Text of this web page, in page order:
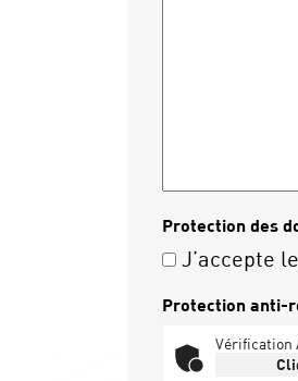
Protection des
J’accepte
Protection anti-
Vérification